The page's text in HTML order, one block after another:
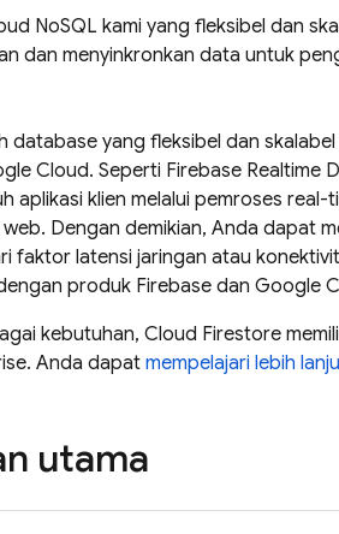
NoSQL kami yang fleksibel dan
dan menyinkronkan data untuk
database yang fleksibel dan
Cloud. Seperti Firebase Realtime
aplikasi klien melalui pemroses
Dengan demikian, Anda dapat
faktor latensi jaringan atau
produk Firebase dan Google
kebutuhan, Cloud Firestore
Anda dapatmempelajari lebih
utama